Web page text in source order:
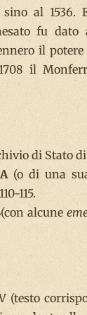
al 1536.
fu dato
il potere
il
di Stato
A(o di una
115.
(con alcune
(testo